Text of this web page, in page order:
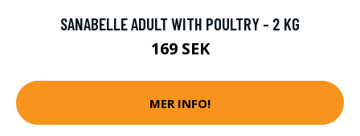
SANABELLE ADULT WITH POULTRY - 2 KG
169 SEK
MER INFO!